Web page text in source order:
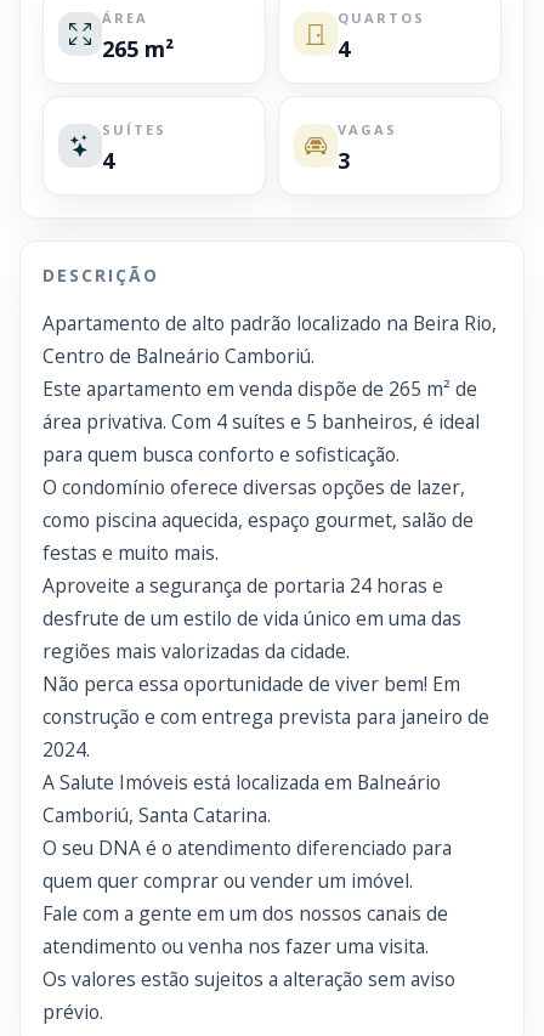
ÁREA
265 m²
QUARTOS
4
SUÍTES
4
VAGAS
3
DESCRIÇÃO
Apartamento de alto padrão localizado na Beira Rio,
Centro de Balneário Camboriú.
Este apartamento em venda dispõe de 265 m² de
área privativa. Com 4 suítes e 5 banheiros, é ideal
para quem busca conforto e sofisticação.
O condomínio oferece diversas opções de lazer,
como piscina aquecida, espaço gourmet, salão de
festas e muito mais.
Aproveite a segurança de portaria 24 horas e
desfrute de um estilo de vida único em uma das
regiões mais valorizadas da cidade.
Não perca essa oportunidade de viver bem! Em
construção e com entrega prevista para janeiro de
2024.
A Salute Imóveis está localizada em Balneário
Camboriú, Santa Catarina.
O seu DNA é o atendimento diferenciado para
quem quer comprar ou vender um imóvel.
Fale com a gente em um dos nossos canais de
atendimento ou venha nos fazer uma visita.
Os valores estão sujeitos a alteração sem aviso
prévio.